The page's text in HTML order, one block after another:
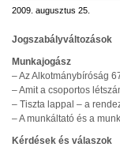
2009. augusztus 25.
Jogszabályváltozások
Munkajogász
– Az Alkotmánybíróság
– Amit a csoportos
– Tiszta lappal – a
– A munkáltató és a
Kérdések és válaszok